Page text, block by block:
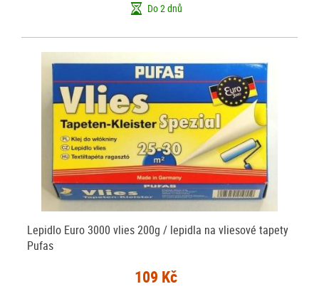
Do 2 dnů
Lepidlo Euro 3000 vlies 200g / lepidla na vliesové tapety
Pufas
109 Kč